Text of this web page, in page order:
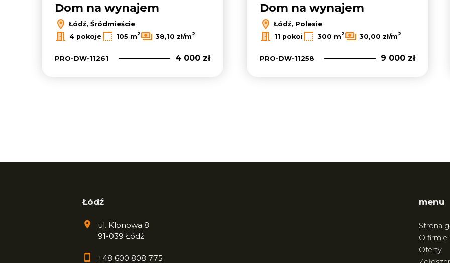
Dom na wynajem
Łódź, Śródmieście
4 pokoje 105 m2 38,10 zł/m2
PRO-DW-11261 4 000 zł
Dom na wynajem
Łódź, Polesie
11 pokoi 300 m2 30,00 zł/m2
PRO-DW-11258 9 000 zł
Łódź
ul. Klonowa 8
91-039 Łódź
+48 600 808 775
menu
Strona
O firmie
Oferty